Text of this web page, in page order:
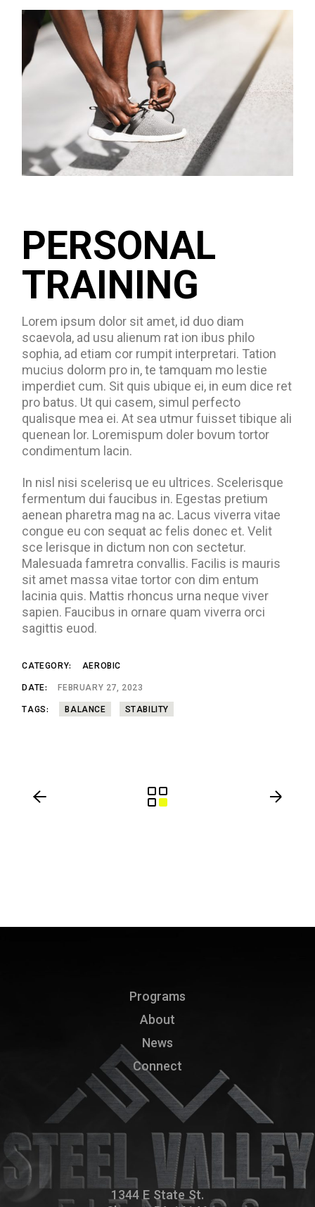
PERSONAL
TRAINING
Lorem ipsum dolor sit amet, id duo diam
scaevola, ad usu alienum rat ion ibus philo
sophia, ad etiam cor rumpit interpretari. Tation
mucius dolorm pro in, te tamquam mo lestie
imperdiet cum. Sit quis ubique ei, in eum dice ret
pro batus. Ut qui casem, simul perfecto
qualisque mea ei. At sea utmur fuisset tibique ali
quenean lor. Loremispum doler bovum tortor
condimentum lacin.
In nisl nisi scelerisq ue eu ultrices. Scelerisque
fermentum dui faucibus in. Egestas pretium
aenean pharetra mag na ac. Lacus viverra vitae
congue eu con sequat ac felis donec et. Velit
sce lerisque in dictum non con sectetur.
Malesuada famretra convallis. Facilis is mauris
sit amet massa vitae tortor con dim entum
lacinia quis. Mattis rhoncus urna neque viver
sapien. Faucibus in ornare quam viverra orci
sagittis euod.
CATEGORY:
AEROBIC
DATE:
FEBRUARY 27, 2023
TAGS:
BALANCE STABILITY
Programs
About
News
Connect
1344 E State St.